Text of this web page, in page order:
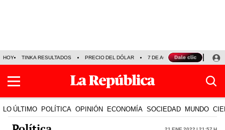
HOY TINKA RESULTADOS PRECIO DEL DÓLAR 7 DE AGOSTO OLLANTA
LO ÚLTIMO POLÍTICA OPINIÓN ECONOMÍA SOCIEDAD MUNDO